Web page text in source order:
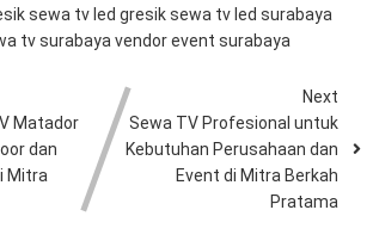
sewa tv led gresiksewa tv led surabaya
tv surabayavendor event surabaya
Matador
dan
Mitra
Next
Sewa TV Profesional untuk
Kebutuhan Perusahaan dan
Event di Mitra Berkah
Pratama